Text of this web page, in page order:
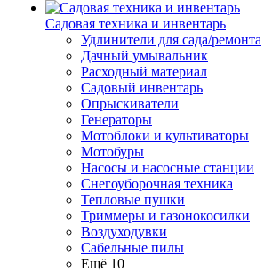
Садовая техника и инвентарь
Удлинители для сада/ремонта
Дачный умывальник
Расходный материал
Садовый инвентарь
Опрыскиватели
Генераторы
Мотоблоки и культиваторы
Мотобуры
Насосы и насосные станции
Снегоуборочная техника
Тепловые пушки
Триммеры и газонокосилки
Воздуходувки
Сабельные пилы
Ещё 10